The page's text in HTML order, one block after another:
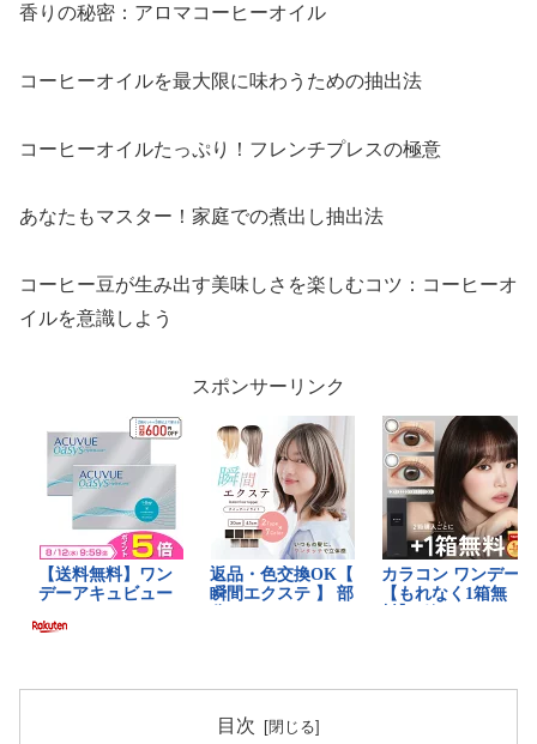
香りの秘密：アロマコーヒーオイル
コーヒーオイルを最大限に味わうための抽出法
コーヒーオイルたっぷり！フレンチプレスの極意
あなたもマスター！家庭での煮出し抽出法
コーヒー豆が生み出す美味しさを楽しむコツ：コーヒーオ
イルを意識しよう
スポンサーリンク
目次